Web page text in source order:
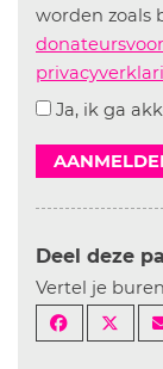
worden zoals
Ja, ik ga
Deel deze
Vertel je